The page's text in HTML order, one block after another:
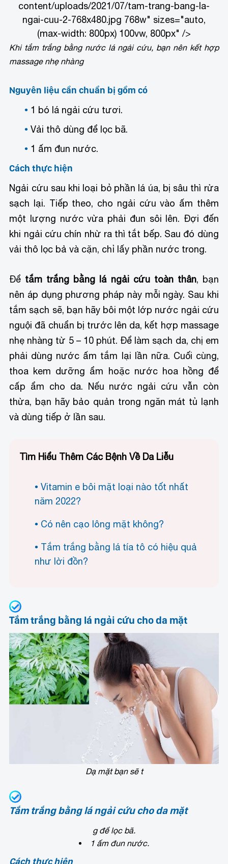
content/uploads/2021/07/tam-trang-bang-la-
ngai-cuu-2-768x480.jpg 768w" sizes="auto,
(max-width: 800px) 100vw, 800px" />
Khi tắm trắng bằng nước lá ngải cứu, bạn nên kết hợp
massage nhẹ nhàng
Nguyên liệu cần chuẩn bị gồm có
1 bó lá ngải cứu tươi.
Vải thô dùng để lọc bã.
1 ấm đun nước.
Cách thực hiện
Ngải cứu sau khi loại bỏ phần lá úa, bị sâu thì rửa
sạch lại. Tiếp theo, cho ngải cứu vào ấm thêm
một lượng nước vừa phải đun sôi lên. Đợi đến
khi ngải cứu chín nhừ ra thì tắt bếp. Sau đó dùng
vải thô lọc bả và cặn, chỉ lấy phần nước trong.
Để tắm trắng bằng lá ngải cứu toàn thân, bạn
nên áp dụng phương pháp này mỗi ngày. Sau khi
tắm sạch sẽ, bạn hãy bôi một lớp nước ngải cứu
nguội đã chuẩn bị trước lên da, kết hợp massage
nhẹ nhàng từ 5 – 10 phút. Để làm sạch da, chị em
phải dùng nước ấm tắm lại lần nữa. Cuối cùng,
thoa kem dưỡng ẩm hoặc nước hoa hồng để
cấp ẩm cho da. Nếu nước ngải cứu vẫn còn
thừa, bạn hãy bảo quản trong ngăn mát tủ lạnh
và dùng tiếp ở lần sau.
Tìm Hiểu Thêm Các Bệnh Về Da Liễu
Vitamin e bôi mặt loại nào tốt nhất
năm 2022?
Có nên cạo lông mặt không?
Tắm trắng bằng lá tía tô có hiệu quả
như lời đồn?
Tắm trắng bằng lá ngải cứu cho da mặt
Dạ mặt bạn sẽ t
Tắm trắng bằng lá ngải cứu cho da mặt
g để lọc bã.
1 ấm đun nước.
Cách thực hiện